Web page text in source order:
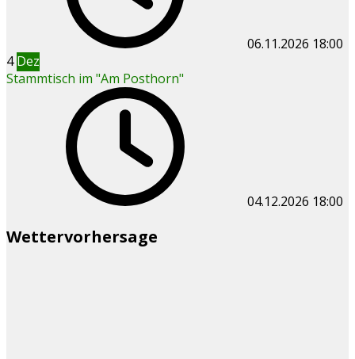
06.11.2026 18:00
4 Dez
Stammtisch im "Am Posthorn"
04.12.2026 18:00
Wettervorhersage